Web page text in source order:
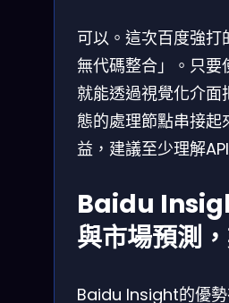
可以。這次百度強
無代碼整合」。只
就能透過視覺化介
態的處理節點串接
益，建議至少理解
Baidu
與市場預測
Baidu Insight的優